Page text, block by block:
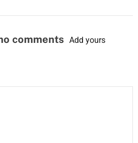
comments Add yours